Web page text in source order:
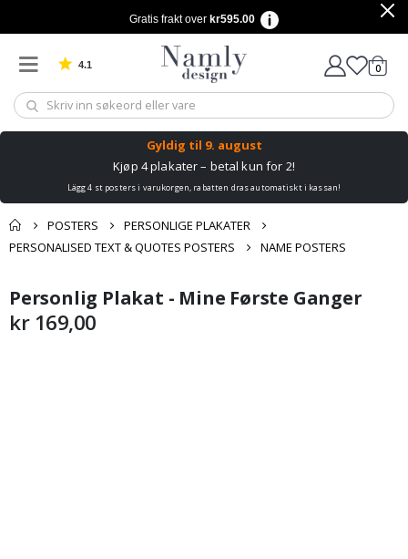
Gratis frakt over kr595.00
4.1 Basert på 1030 stemmer 0varer
Gyldig til 9. august
Kjøp 4 plakater – betal kun for 2!
Lägg 4 st posters i varukorgen, rabatten dras automatiskt i kassan!
POSTERS
PERSONLIGE PLAKATER
PERSONALISED TEXT & QUOTES POSTERS
NAME POSTERS
Andre kjøpte
produkter
Gå
til
slutten
Gå
til
begynnelsen
Personlig Plakat - Mine Første Ganger
kr 169,00